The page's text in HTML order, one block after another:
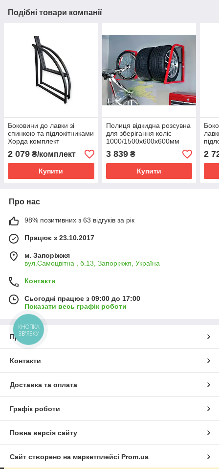
Подібні товари компанії
Боковини до лавки зі
спинкою та підлокітниками
Хорда комплект
600х860мм Kompred
OL951/0
2 079 ₴/комплект
Купити
Полиця відкидна розсувна
для зберігання коліс
1000/1500х600х600мм
Червона Kompred OL477
3 839₴
Купити
2
Про нас
98% позитивних з 63 відгуків за рік
Працює з 23.10.2017
м. Запоріжжя
вул.Самоцвітна , б.13, Запоріжжя, Україна
Контакти
Сьогодні працює з 09:00 до 17:00
Показати весь графік роботи
Про нас
Контакти
Доставка та оплата
Графік роботи
Повна версія сайту
Сайт створено на маркетплейсі Prom.ua
КНОПКА
ЗВ'ЯЗКУ